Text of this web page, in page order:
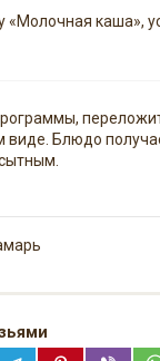
«Молочная каша»,
виде. Блюдо